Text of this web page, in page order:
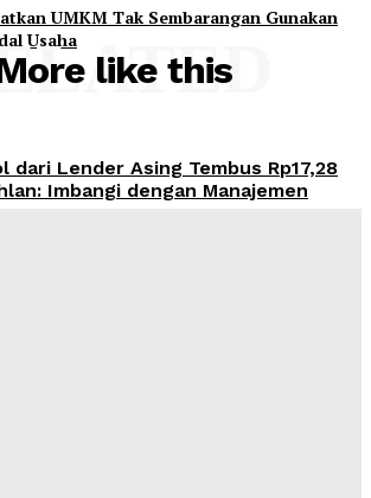
UMKM Tak Sembarangan Gunakan
Usaha
like this
dari Lender Asing Tembus Rp17,28
Imbangi dengan Manajemen